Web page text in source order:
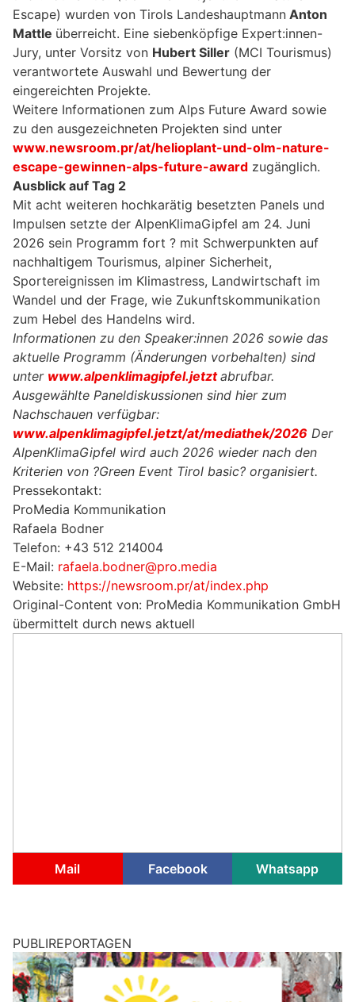
Escape) wurden von Tirols Landeshauptmann Anton
Mattle überreicht. Eine siebenköpfige Expert:innen-
Jury, unter Vorsitz von Hubert Siller (MCI Tourismus)
verantwortete Auswahl und Bewertung der
eingereichten Projekte.
Weitere Informationen zum Alps Future Award sowie
zu den ausgezeichneten Projekten sind unter
www.newsroom.pr/at/helioplant-und-olm-nature-
escape-gewinnen-alps-future-award zugänglich.
Ausblick auf Tag 2
Mit acht weiteren hochkarätig besetzten Panels und
Impulsen setzte der AlpenKlimaGipfel am 24. Juni
2026 sein Programm fort ? mit Schwerpunkten auf
nachhaltigem Tourismus, alpiner Sicherheit,
Sportereignissen im Klimastress, Landwirtschaft im
Wandel und der Frage, wie Zukunftskommunikation
zum Hebel des Handelns wird.
Informationen zu den Speaker:innen 2026 sowie das
aktuelle Programm (Änderungen vorbehalten) sind
unter www.alpenklimagipfel.jetzt abrufbar.
Ausgewählte Paneldiskussionen sind hier zum
Nachschauen verfügbar:
www.alpenklimagipfel.jetzt/at/mediathek/2026 Der
AlpenKlimaGipfel wird auch 2026 wieder nach den
Kriterien von ?Green Event Tirol basic? organisiert.
Pressekontakt:
ProMedia Kommunikation
Rafaela Bodner
Telefon: +43 512 214004
E-Mail: rafaela.bodner@pro.media
Website: https://newsroom.pr/at/index.php
Original-Content von: ProMedia Kommunikation GmbH
übermittelt durch news aktuell
Mail Facebook Whatsapp
PUBLIREPORTAGEN